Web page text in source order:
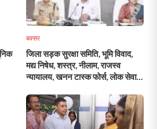
बक्सर
जिला सड़क सुरक्षा समिति, भूमि विवाद,
मद्य निषेध, शस्त्र, नीलाम, राजस्व
न्यायालय, खनन टास्क फोर्स, लोक सेवा
पर्व के दौरान विधि व्यवस्था संधारण की
तैयारी की डीएम व एसपी ने किया समीक्षा
बैठक